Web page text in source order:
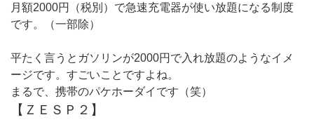
月額2000円（税別）で急速充電器が使い放題になる制度
です。（一部除）
平たく言うとガソリンが2000円で入れ放題のようなイメ
ージです。すごいことですよね。
まるで、携帯のパケホーダイです（笑）
【ＺＥＳＰ２】